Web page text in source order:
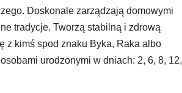
Doskonale zarządzają domowymi
tradycje. Tworzą stabilną i zdrową
z kimś spod znaku Byka, Raka albo
urodzonymi w dniach: 2, 6, 8, 12,